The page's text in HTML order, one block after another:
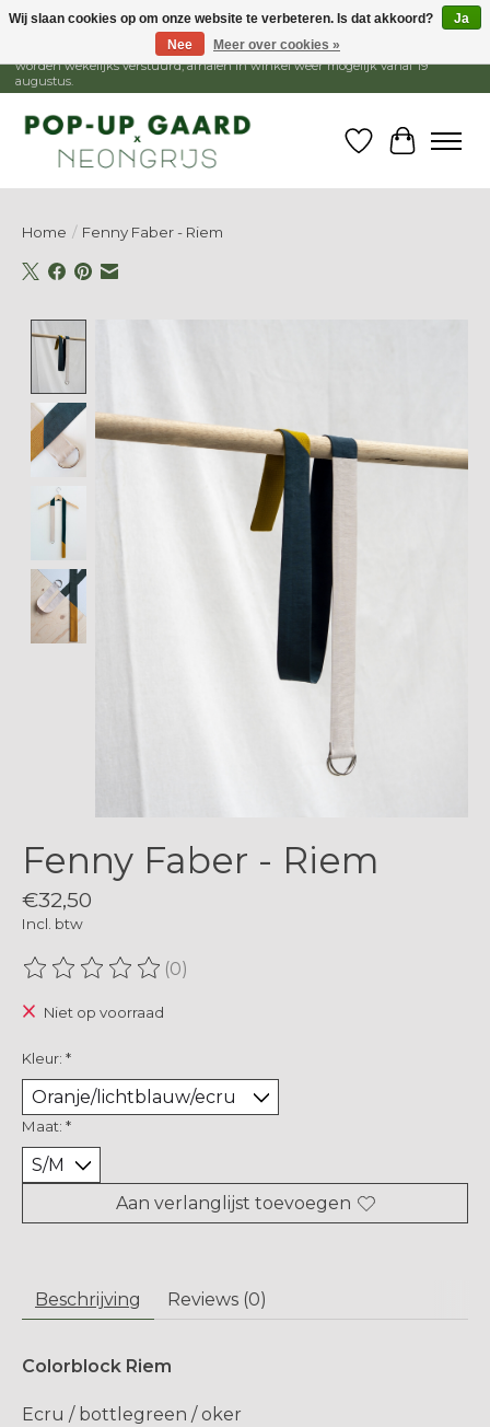
1 - 15 augustus is de winkel gesloten, webshop blijft open. Bestellingen
worden wekelijks verstuurd, afhalen in winkel weer mogelijk vanaf 19
augustus.
Verlanglijst
Home / Fenny Faber - Riem
Fenny Faber - Riem
€32,50
Incl. btw
De beoordeling van dit product is
(0)
Niet op voorraad
Kleur: *
Maat: *
Aan verlanglijst toevoegen
Beschrijving Reviews (0)
Colorblock Riem
Ecru / bottlegreen / oker
Wij slaan cookies op om onze website te verbeteren. Is dat akkoord?
Ja
Nee
Meer over cookies »